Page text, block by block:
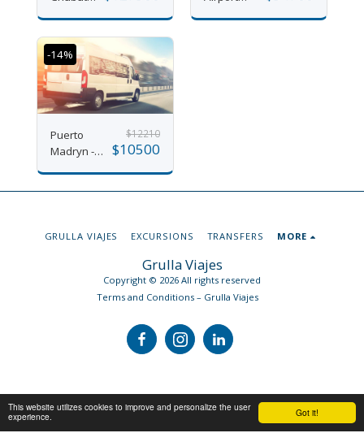
Got it!
This website utilizes cookies to improve and personalize the user
experience.
-14%
Puerto
Madryn -
$12210
$10500
Grulla Viajes
Copyright © 2026 All rights reserved
Terms and Conditions – Grulla Viajes
GRULLA VIAJES EXCURSIONS TRANSFERS MORE